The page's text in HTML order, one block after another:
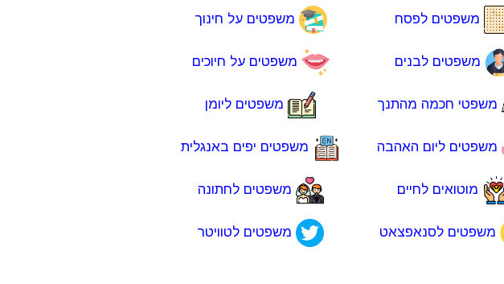
משפטים לפסח משפטים על חינוך
משפטים לבנים משפטים על חיוכים
משפטי חכמה מהתנך משפטים ליומן
משפטים ליום האהבה משפטים יפים באנגלית
מוטואים לחיים משפטים לחתונה
משפטים לסנאפצאט משפטים לטוויטר